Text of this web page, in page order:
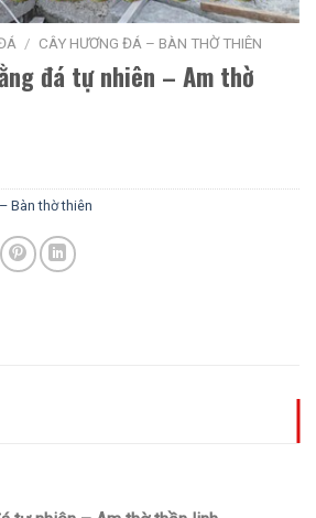
/ CÂY HƯƠNG ĐÁ – BÀN THỜ THIÊN
đá tự nhiên – Am thờ
Bàn thờ thiên